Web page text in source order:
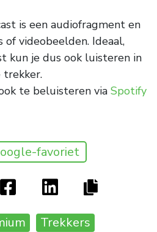
is een audiofragment en
of videobeelden. Ideaal,
kun je dus ook luisteren in
trekker.
te beluisteren via Spotify
favoriet
Trekkers